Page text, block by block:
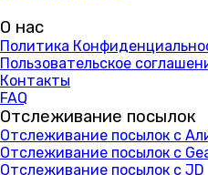
О нас
Политика
Пользовательское
Контакты
FAQ
Отслеживание посылок
Отслеживание посылок с
Отслеживание посылок с
Отслеживание посылок с JD